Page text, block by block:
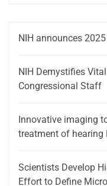
NIH announces
NIH Demystifies
Congressional Staff
Innovative imaging
treatment of hearing
Scientists Develop
Effort to Define